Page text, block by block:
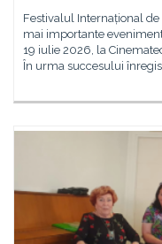
Festivalul Internațional
mai importante
19 iulie 2026, la
În urma succesului